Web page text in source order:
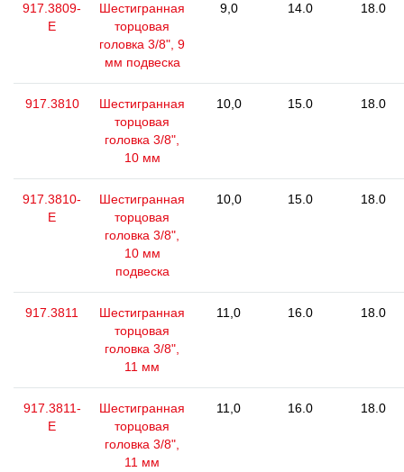
917.3809-
E
Шестигранная
торцовая
головка 3/8", 9
мм подвеска
9,0 14.0 18.0
917.3810
Шестигранная
торцовая
головка 3/8",
10 мм
10,0 15.0 18.0
917.3810-
E
Шестигранная
торцовая
головка 3/8",
10 мм
подвеска
10,0 15.0 18.0
917.3811
Шестигранная
торцовая
головка 3/8",
11 мм
11,0 16.0 18.0
917.3811-
E
Шестигранная
торцовая
головка 3/8",
11 мм
11,0 16.0 18.0